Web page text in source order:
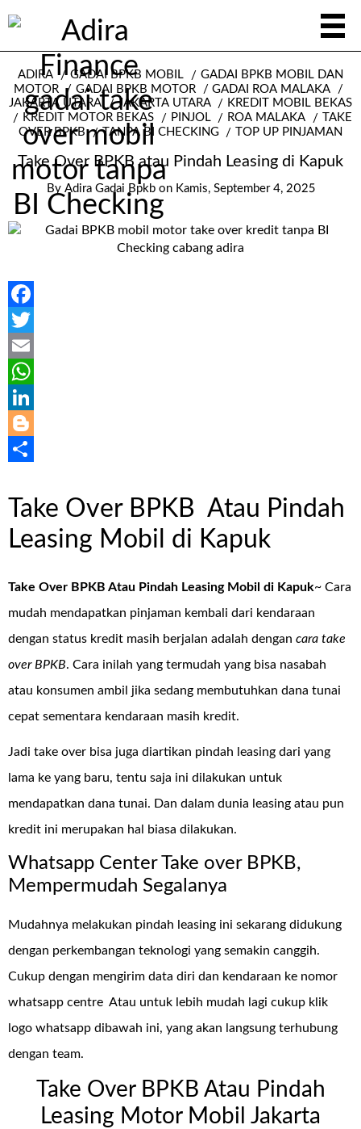
ADIRA GADAI BPKB MOBIL
GADAI BPKB MOBIL DAN
MOTOR
GADAI BPKB MOTOR
GADAI ROA MALAKA
JAKARTA UTARA
JAKARTA UTARA
KREDIT MOBIL BEKAS
KREDIT MOTOR BEKAS
PINJOL ROA MALAKA
TAKE
OVER BPKB
TANPA BI CHECKING TOP UP PINJAMAN
Take Over BPKB atau Pindah Leasing di Kapuk
By Adira Gadai Bpkb on Kamis, September 4, 2025
Facebook
Twitter
Email
WhatsApp
LinkedIn
Blogger
Take Over BPKB Atau Pindah
Leasing Mobil di Kapuk
Take Over BPKB Atau Pindah Leasing Mobil di Kapuk~ Cara
mudah mendapatkan pinjaman kembali dari kendaraan
dengan status kredit masih berjalan adalah dengan cara take
over BPKB. Cara inilah yang termudah yang bisa nasabah
atau konsumen ambil jika sedang membutuhkan dana tunai
cepat sementara kendaraan masih kredit.
Jadi take over bisa juga diartikan pindah leasing dari yang
lama ke yang baru, tentu saja ini dilakukan untuk
mendapatkan dana tunai. Dan dalam dunia leasing atau pun
kredit ini merupakan hal biasa dilakukan.
Whatsapp Center Take over BPKB,
Mempermudah Segalanya
Mudahnya melakukan pindah leasing ini sekarang didukung
dengan perkembangan teknologi yang semakin canggih.
Cukup dengan mengirim data diri dan kendaraan ke nomor
whatsapp centre Atau untuk lebih mudah lagi cukup klik
logo whatsapp dibawah ini, yang akan langsung terhubung
dengan team.
Take Over BPKB Atau Pindah
Leasing Motor Mobil Jakarta